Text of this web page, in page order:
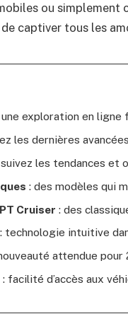
ou simplement
captiver tous les
une exploration en ligne
les dernières
les tendances et
: des modèles qui
PT Cruiser : des
: technologie intuitive
attendue pour
: facilité d’accès aux